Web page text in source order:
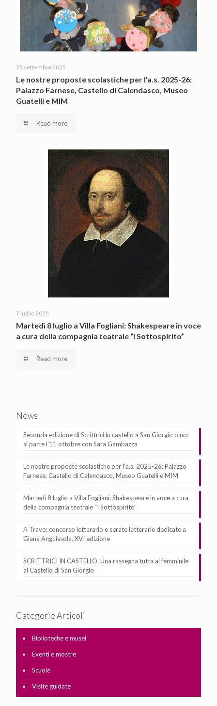
25 settembre 2025
Le nostre proposte scolastiche per l’a.s. 2025-26:
Palazzo Farnese, Castello di Calendasco, Museo
Guatelli e MIM
Read more
7 luglio 2025
Martedì 8 luglio a Villa Fogliani: Shakespeare in voce
a cura della compagnia teatrale “I Sottospirito”
Read more
News
Seconda edizione di Scrittrici in castello a San Giorgio p.no:
si parte l’11 ottobre con Sara Gambazza
Le nostre proposte scolastiche per l’a.s. 2025-26: Palazzo
Farnese, Castello di Calendasco, Museo Guatelli e MIM
Martedì 8 luglio a Villa Fogliani: Shakespeare in voce a cura
della compagnia teatrale “I Sottospirito”
A Travo: concorso letterario e serate letterarie dedicate a
Giana Anguissola. XVI edizione
SCRITTRICI IN CASTELLO. Una rassegna tutta al femminile
al Castello di San Giorgio
Categorie Articoli
Biblioteche e musei
Eventi e mostre
Scuole
Visite guidate